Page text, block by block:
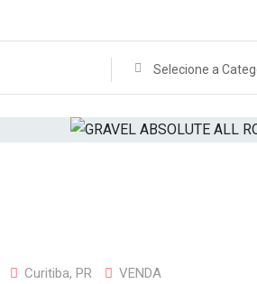
Selecione a
Curitiba, PR VENDA